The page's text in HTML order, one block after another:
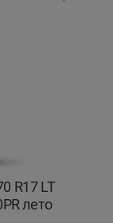
R17 LT
лето